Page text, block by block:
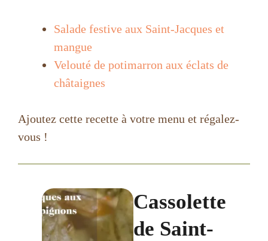
Salade festive aux Saint-Jacques et
mangue
Velouté de potimarron aux éclats de
châtaignes
Ajoutez cette recette à votre menu et régalez-
vous !
Cassolette
de Saint-